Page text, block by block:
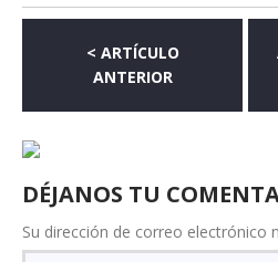
< ARTÍCULO
ANTERIOR
DÉJANOS TU
Su dirección de correo electrónico